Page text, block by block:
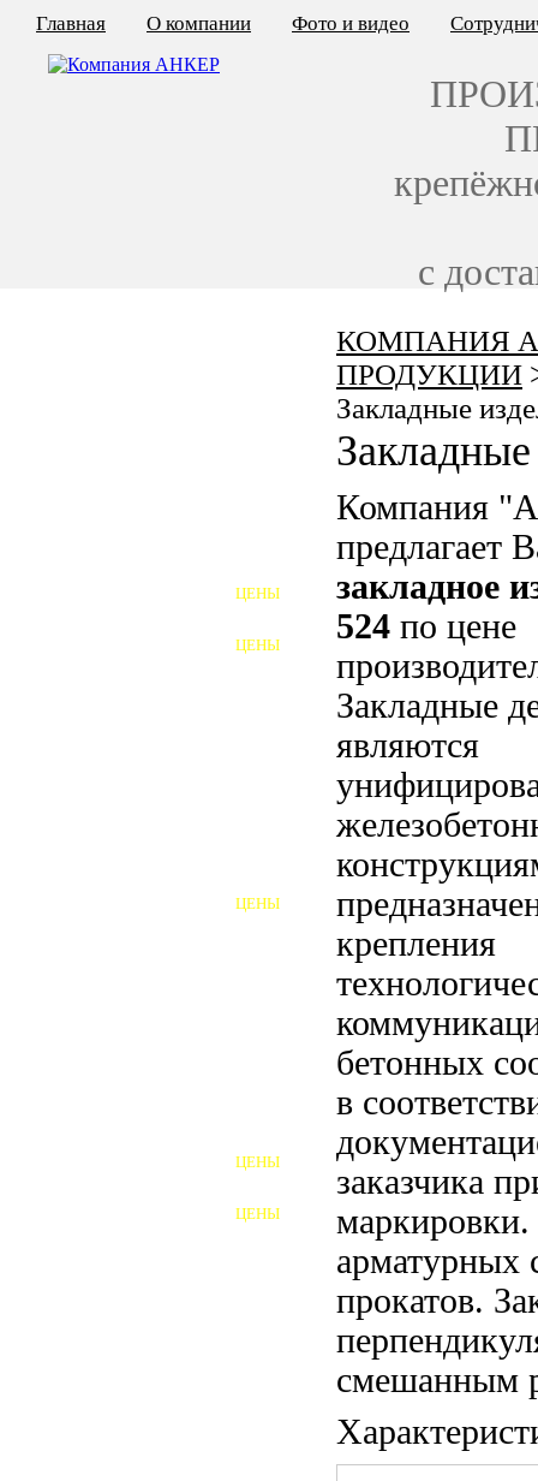
КОМПАНИЯ
ПРОДУКЦИИ
Закладные
Компания
предлагает
закладное
524 по цене
Закладные
являются
крепления
бетонных
в
заказчика
маркировки.
арматурных
прокатов.
смешанным
ЦЕНЫ
ЦЕНЫ
ШАЙБЫ ФУНДАМЕНТНЫЕ
ЦЕНЫ
ЦЕНЫ
ЦЕНЫ
Главная О компании Фото и видео
с